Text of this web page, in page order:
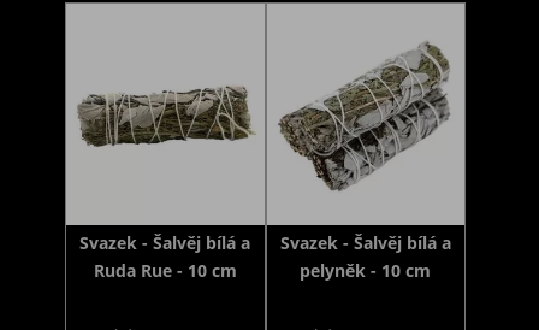
Svazek - Šalvěj bílá a
Ruda Rue - 10 cm
Svazek - Šalvěj bílá a
pelyněk - 10 cm